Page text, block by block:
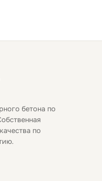
бетона по
по